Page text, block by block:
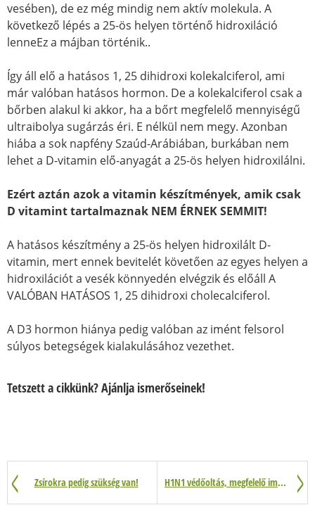
vesében), de ez még mindig nem aktív molekula. A
következő lépés a 25-ös helyen történő hidroxiláció
lenneEz a májban történik..
Így áll elő a hatásos 1, 25 dihidroxi kolekalciferol, ami
már valóban hatásos hormon. De a kolekalciferol csak a
bőrben alakul ki akkor, ha a bőrt megfelelő mennyiségű
ultraibolya sugárzás éri. E nélkül nem megy. Azonban
hiába a sok napfény Szaúd-Arábiában, burkában nem
lehet a D-vitamin elő-anyagát a 25-ös helyen hidroxilálni.
Ezért aztán azok a vitamin készítmények, amik csak
D vitamint tartalmaznak NEM ÉRNEK SEMMIT!
A hatásos készítmény a 25-ös helyen hidroxilált D-
vitamin, mert ennek bevitelét követően az egyes helyen a
hidroxilációt a vesék könnyedén elvégzik és előáll A
VALÓBAN HATÁSOS 1, 25 dihidroxi cholecalciferol.
A D3 hormon hiánya pedig valóban az imént felsorol
súlyos betegségek kialakulásához vezethet.
Tetszett a cikkünk? Ajánlja ismerőseinek!
Zsírokra pedig szükség van! H1N1 védőoltás, megfelelő immunválasz